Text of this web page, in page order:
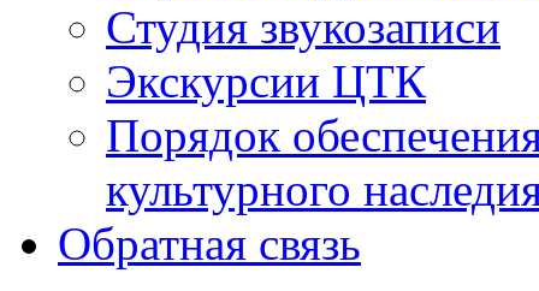
Студия звукозаписи
Экскурсии ЦТК
Порядок
культурного
Обратная связь